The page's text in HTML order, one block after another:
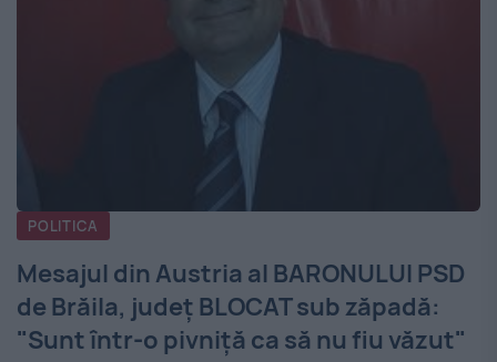
POLITICA
Mesajul din Austria al BARONULUI PSD
de Brăila, judeţ BLOCAT sub zăpadă:
"Sunt într-o pivniţă ca să nu fiu văzut"